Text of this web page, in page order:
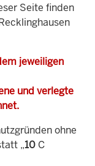
Seite finden
jeweiligen
und verlegte
ohne
„10 C